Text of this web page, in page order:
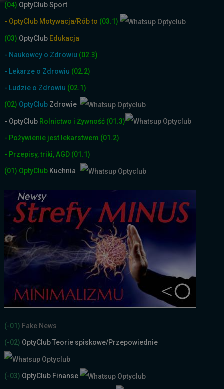
(04) OptyClub Sport
- OptyClub Motywacja/Rób to (03.1)
(03) OptyClub Edukacja
- Naukowcy o Zdrowiu (02.3)
- Lekarze o Zdrowiu (02.2)
- Ludzie o Zdrowiu (02.1)
(02) OptyClub Zdrowie
- OptyClub Rolnictwo i Żywność (01.3)
- Pożywienie jest lekarstwem (01.2)
- Przepisy, triki, AGD (01.1)
(01) OptyClub Kuchnia
(-01) Fake News
(-02) OptyClub Teorie spiskowe/Przepowiednie
(-03) OptyClub Finanse